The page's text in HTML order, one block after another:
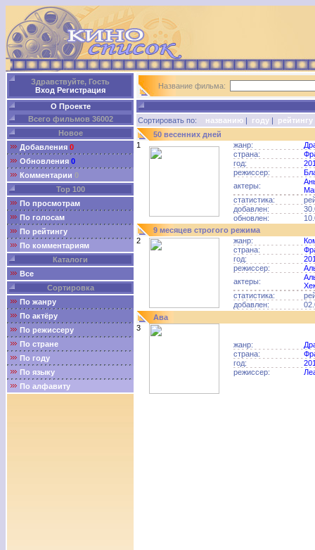
Здравствуйте, Гость
Вход Регистрация
О Проекте
Всего фильмов 36002
Новое
Добавления 0
Обновления 0
Комментарии 0
Top 100
По просмотрам
По голосам
По рейтингу
По комментариям
Каталоги
Все
Сортировка
По жанру
По актёру
По режиссеру
По стране
По году
По языку
По алфавиту
Название фильма:
Сортировать по: названию | году | рейтингу
50 весенних дней
1
жанр:
страна:
год:
режиссер:
актеры:
статистика:
добавлен:
обновлен:
9 месяцев строгого режима
2
жанр:
страна:
год:
режиссер:
актеры:
статистика:
добавлен:
Ава
3
жанр:
страна:
год:
режиссер: